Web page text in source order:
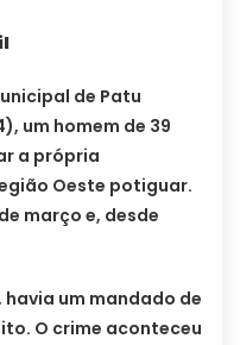
de Patu
um homem de 39
a própria
Oeste potiguar.
março e, desde
um mandado de
O crime aconteceu